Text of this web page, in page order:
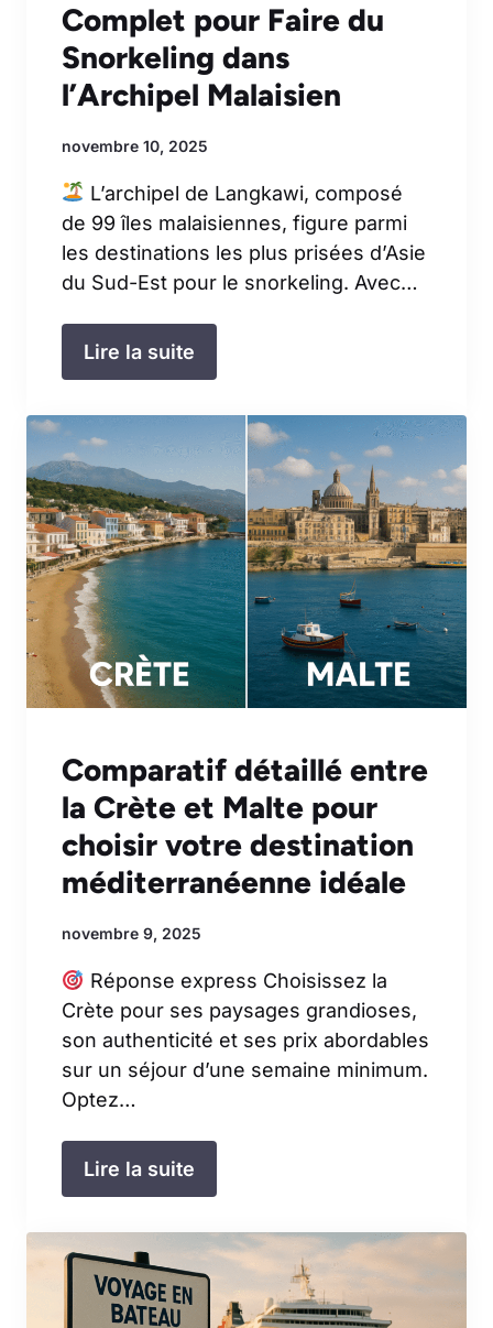
Complet pour Faire du
Snorkeling dans
l’Archipel Malaisien
novembre 10, 2025
L’archipel de Langkawi, composé
de 99 îles malaisiennes, figure parmi
les destinations les plus prisées d’Asie
du Sud-Est pour le snorkeling. Avec…
Lire la suite
Comparatif détaillé entre
la Crète et Malte pour
choisir votre destination
méditerranéenne idéale
novembre 9, 2025
Réponse express Choisissez la
Crète pour ses paysages grandioses,
son authenticité et ses prix abordables
sur un séjour d’une semaine minimum.
Optez…
Lire la suite